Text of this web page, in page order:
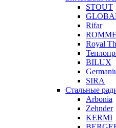
STOUT
Rifar
Royal
BILUX
SIRA
Стальные
Arbonia
Zehnder
KERMI